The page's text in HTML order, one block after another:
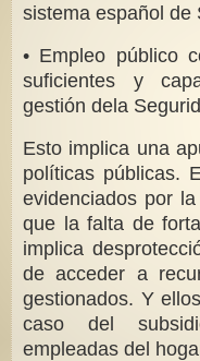
sistema español de
• Empleo público
suficientes y
gestión dela
Esto implica una
políticas públicas.
evidenciados por
que la falta de
implica
de acceder a
gestionados. Y
caso del
empleadas del